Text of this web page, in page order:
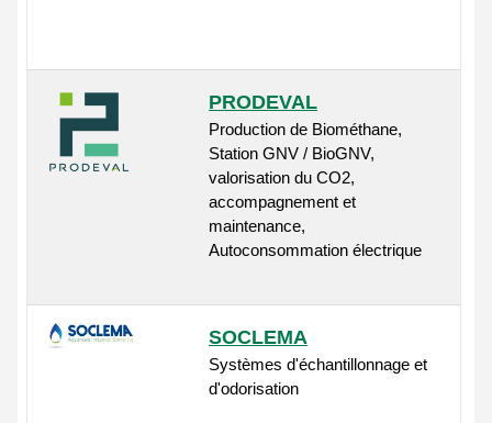
PRODEVAL
Production de Biométhane,
Station GNV / BioGNV,
valorisation du CO2,
accompagnement et
maintenance,
Autoconsommation électrique
SOCLEMA
Systèmes d'échantillonnage et
d'odorisation